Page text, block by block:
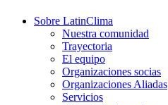
Sobre LatinClima
Nuestra comunidad
Trayectoria
El equipo
Organizaciones socias
Organizaciones Aliadas
Servicios